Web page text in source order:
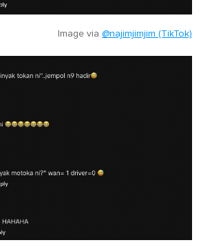
Image via @najimjimjim (TikTok)